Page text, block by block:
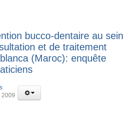
bucco-dentaire au sein
et de traitement
(Maroc): enquête
2009